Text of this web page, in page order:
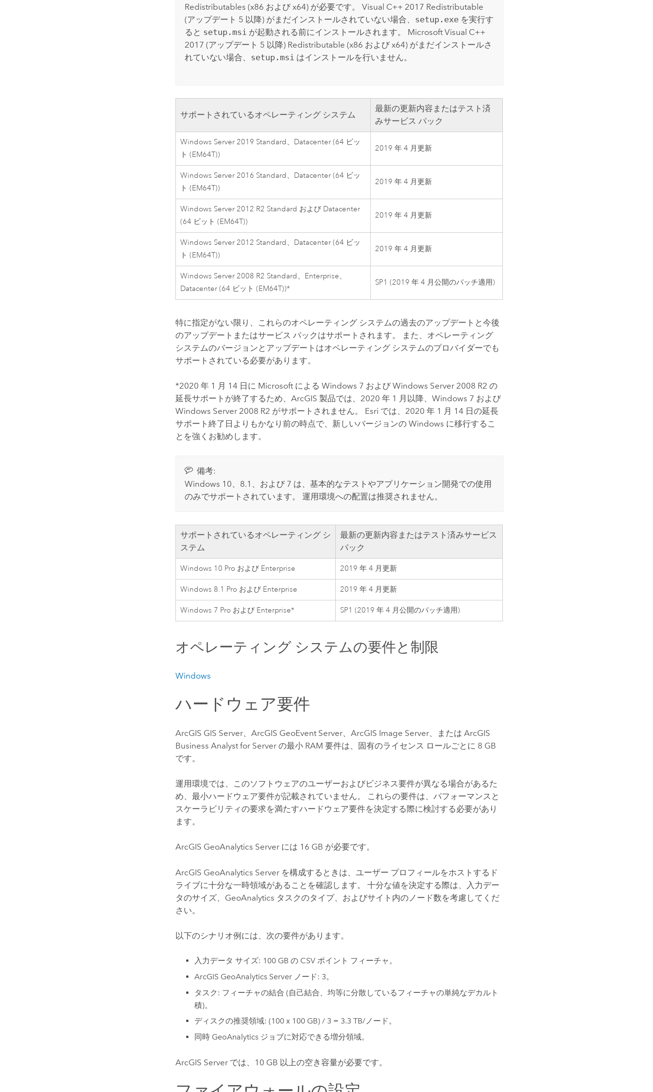
Redistributables (x86 および x64) が必要です。 Visual C++ 2017 Redistributable
(アップデート 5 以降) がまだインストールされていない場合、 setup.exeを実行す
ると setup.msi が起動される前にインストールされます。 Microsoft Visual C++
2017 (アップデート 5 以降) Redistributable (x86 および x64) がまだインストールさ
れていない場合、 setup.msi はインストールを行いません。
サポートされているオペレーティング システム
最新の更新内容またはテスト済
みサービス パック
Windows Server 2019 Standard、Datacenter (64 ビッ
ト (EM64T))
2019 年 4 月更新
Windows Server 2016 Standard、Datacenter (64 ビッ
ト (EM64T))
2019 年 4 月更新
Windows Server 2012 R2 Standard および Datacenter
(64 ビット (EM64T))
2019 年 4 月更新
Windows Server 2012 Standard、Datacenter (64 ビッ
ト (EM64T))
2019 年 4 月更新
Windows Server 2008 R2 Standard、Enterprise、
Datacenter (64 ビット (EM64T))*
SP1 (2019 年 4 月公開のパッチ適用)
特に指定がない限り、これらのオペレーティング システムの過去のアップデートと今後
のアップデートまたはサービス パックはサポートされます。 また、オペレーティング
システムのバージョンとアップデートはオペレーティング システムのプロバイダーでも
サポートされている必要があります。
*2020 年 1 月 14 日に Microsoft による Windows 7 および Windows Server 2008 R2 の
延長サポートが終了するため、ArcGIS 製品では、2020 年 1 月以降、Windows 7 および
Windows Server 2008 R2 がサポートされません。 Esri では、2020 年 1 月 14 日の延長
サポート終了日よりもかなり前の時点で、新しいバージョンの Windows に移行するこ
とを強くお勧めします。
備考:
Windows 10、8.1、および 7 は、基本的なテストやアプリケーション開発での使用
のみでサポートされています。 運用環境への配置は推奨されません。
サポートされているオペレーティング シ
ステム
最新の更新内容またはテスト済みサービス
パック
Windows 10 Pro および Enterprise 2019 年 4 月更新
Windows 8.1 Pro および Enterprise 2019 年 4 月更新
Windows 7 Pro および Enterprise* SP1 (2019 年 4 月公開のパッチ適用)
オペレーティング システムの要件と制限
Windows
ハードウェア要件
ArcGIS GIS Server、ArcGIS GeoEvent Server、ArcGIS Image Server、またはArcGIS
Business Analyst for Server の最小 RAM 要件は、固有のライセンス ロールごとに 8 GB
です。
運用環境では、このソフトウェアのユーザーおよびビジネス要件が異なる場合があるた
め、最小ハードウェア要件が記載されていません。 これらの要件は、パフォーマンスと
スケーラビリティの要求を満たすハードウェア要件を決定する際に検討する必要があり
ます。
ArcGIS GeoAnalytics Server には 16 GB が必要です。
ArcGIS GeoAnalytics Server を構成するときは、ユーザー プロフィールをホストするド
ライブに十分な一時領域があることを確認します。 十分な値を決定する際は、入力デー
タのサイズ、GeoAnalytics タスクのタイプ、およびサイト内のノード数を考慮してくだ
さい。
以下のシナリオ例には、次の要件があります。
入力データ サイズ: 100 GB の CSV ポイント フィーチャ。
ArcGIS GeoAnalytics Serverノード: 3。
タスク: フィーチャの結合 (自己結合、均等に分散しているフィーチャの単純なデカルト
積)。
ディスクの推奨領域: (100 x 100 GB) / 3 = 3.3 TB/ノード。
同時 GeoAnalytics ジョブに対応できる増分領域。
ArcGIS Server では、10 GB 以上の空き容量が必要です。